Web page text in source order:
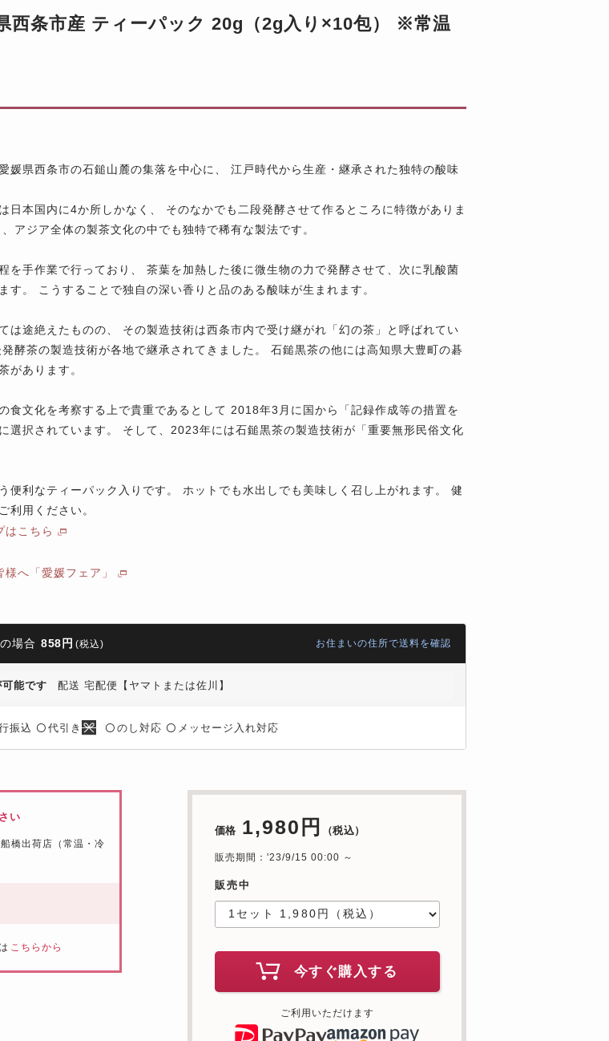
西条市産 ティーパック 20g（2g入り×10包） ※常温
媛県西条市の石鎚山麓の集落を中心に、 江戸時代から生産・継承された独特の酸味
日本国内に4か所しかなく、 そのなかでも二段発酵させて作るところに特徴がありま
アジア全体の製茶文化の中でも独特で稀有な製法です。
を手作業で行っており、 茶葉を加熱した後に微生物の力で発酵させて、次に乳酸菌
す。 こうすることで独自の深い香りと品のある酸味が生まれます。
は途絶えたものの、 その製造技術は西条市内で受け継がれ「幻の茶」と呼ばれてい
酵茶の製造技術が各地で継承されてきました。 石鎚黒茶の他には高知県大豊町の碁
があります。
食文化を考察する上で貴重であるとして 2018年3月に国から「記録作成等の措置を
選択されています。 そして、2023年には石鎚黒茶の製造技術が「重要無形民俗文化
便利なティーパック入りです。 ホットでも水出しでも美味しく召し上がれます。 健
利用ください。
はこちら
へ「愛媛フェア」
場合 858円 (税込) お住まいの住所で送料を確認
能です 配送 宅配便【ヤマトまたは佐川】
振込 〇 代引き 〇 のし対応 〇 メッセージ入れ対応
価格 1,980円 （税込）
販売期間：'23/9/15 00:00 ～
販売中
今すぐ購入する
ご利用いただけます
い
船橋出荷店（常温・冷
こちらから